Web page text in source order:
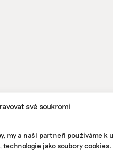
své soukromí
my a naši partneři používáme k
jako soubory